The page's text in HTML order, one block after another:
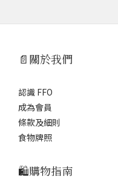
📄關於我們
認識 FFO
成為會員
條款及細則
食物牌照
🛍️購物指南